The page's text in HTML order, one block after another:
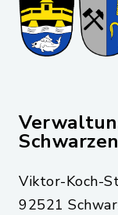
Viktor-Koch-
92521